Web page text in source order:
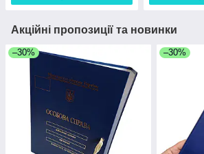
Акційні пропозиції та новинки
–30% –30%